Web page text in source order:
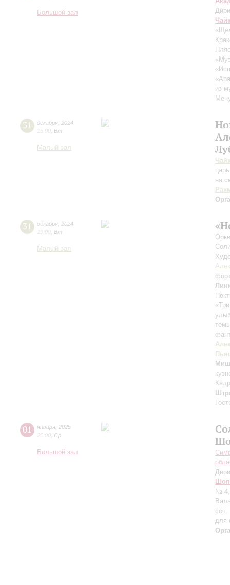
Большой зал
из
31 декабря 2024
15:00 Вт
Малый зал
на
31 декабря 2024
19:00 Вт
Малый зал
01 января 2025
20:00 Ср
Большой зал
№ 4,
для